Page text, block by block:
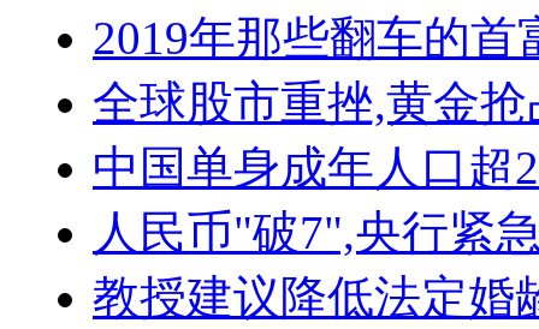
2019年那些翻车的首
全球股市重挫,黄金抢
中国单身成年人口超
人民币"破7",央行紧
教授建议降低法定婚